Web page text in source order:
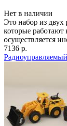
Нет в наличии
Это набор из двух
которые работают
осуществляется
7136 р.